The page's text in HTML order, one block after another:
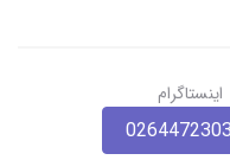
اینستاگرام